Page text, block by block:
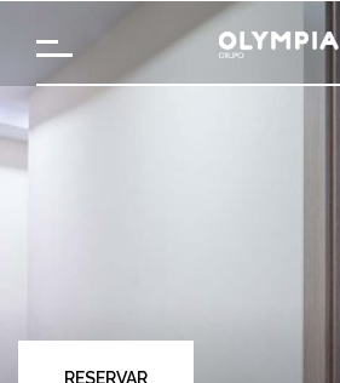
RESERVAR